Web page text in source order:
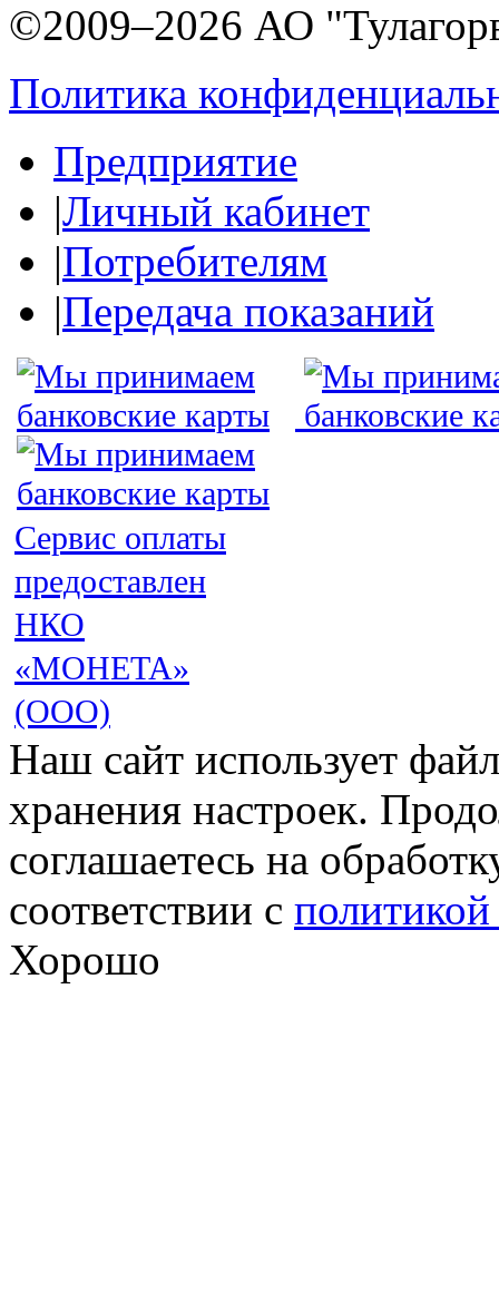
©2009–2026 АО
Политика
Предприятие
|Личный кабинет
|Потребителям
|Передача показаний
Сервис оплаты
предоставлен
НКО
«МОНЕТА»
(ООО)
Наш сайт использует
хранения настроек.
соглашаетесь на
соответствии с
Хорошо